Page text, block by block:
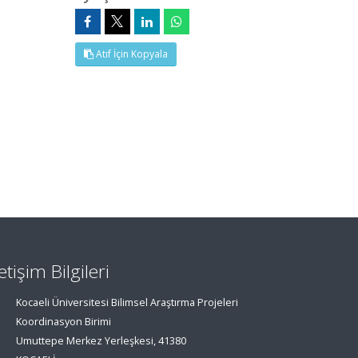
Atıf İçin Kopyala
Bilgileri
Kocaeli Üniversitesi Bilimsel Araştırma Projeleri
Koordinasyon Birimi
Umuttepe Merkez Yerleşkesi, 41380